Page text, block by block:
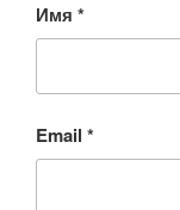
Имя *
Email *